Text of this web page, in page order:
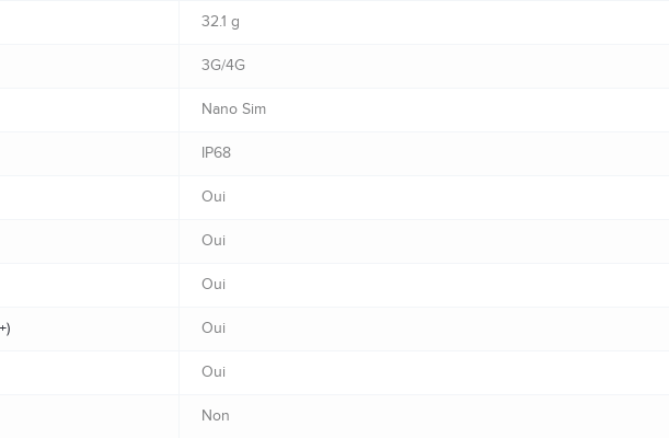
32.1 g
3G/4G
Nano Sim
IP68
Oui
Oui
Oui
Oui
Oui
Non